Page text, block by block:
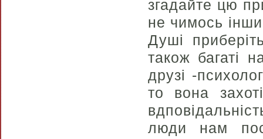
згадайте цю
не чимось
Душі
також багаті
друзі -
то вона
люди нам